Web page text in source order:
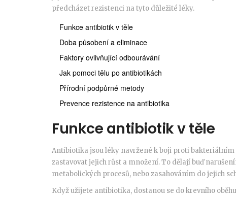
předcházet rezistenci na tyto důležité léky.
Funkce antibiotik v těle
Doba působení a eliminace
Faktory ovlivňující odbourávání
Jak pomoci tělu po antibiotikách
Přírodní podpůrné metody
Prevence rezistence na antibiotika
Funkce antibiotik v těle
Antibiotika jsou léky navržené k boji proti
zastavovat jejich růst a množení. To dělají buď
metabolických procesů, nebo zasahováním do jejich
Když užijete antibiotika, dostanou se do krevního